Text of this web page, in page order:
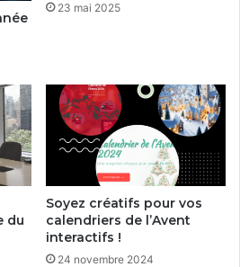
23 mai 2025
du
Soyez créatifs pour vos
calendriers de l’Avent
interactifs !
24 novembre 2024